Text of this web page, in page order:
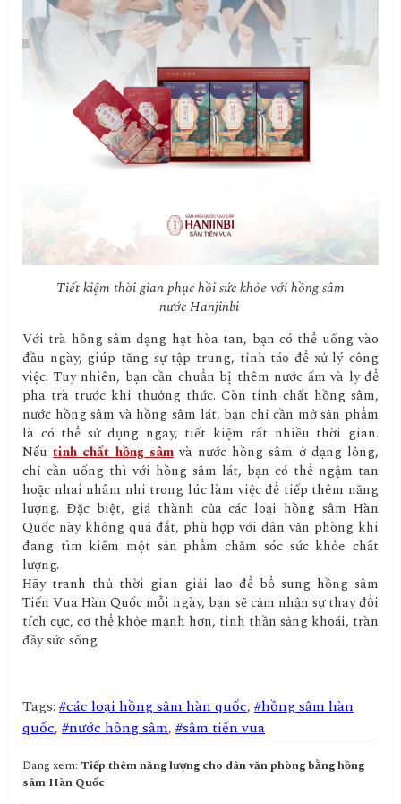
Tiết kiệm thời gian phục hồi sức khỏe với hồng sâm
nước Hanjinbi
Với trà hồng sâm dạng hạt hòa tan, bạn có thể uống vào
đầu ngày, giúp tăng sự tập trung, tỉnh táo để xử lý công
việc. Tuy nhiên, bạn cần chuẩn bị thêm nước ấm và ly để
pha trà trước khi thưởng thức. Còn tinh chất hồng sâm,
nước hồng sâm và hồng sâm lát, bạn chỉ cần mở sản phẩm
là có thể sử dụng ngay, tiết kiệm rất nhiều thời gian.
Nếutinh chất hồng sâmvà nước hồng sâm ở dạng lỏng,
chỉ cần uống thì với hồng sâm lát, bạn có thể ngậm tan
hoặc nhai nhâm nhi trong lúc làm việc để tiếp thêm năng
lượng. Đặc biệt, giá thành của các loại hồng sâm Hàn
Quốc này không quá đắt, phù hợp với dân văn phòng khi
đang tìm kiếm một sản phẩm chăm sóc sức khỏe chất
lượng.
Hãy tranh thủ thời gian giải lao để bổ sung hồng sâm
Tiến Vua Hàn Quốc mỗi ngày, bạn sẽ cảm nhận sự thay đổi
tích cực, cơ thể khỏe mạnh hơn, tinh thần sảng khoái, tràn
đầy sức sống.
Tags: #các loại hồng sâm hàn quốc, #hồng sâm hàn
quốc, #nước hồng sâm, #sâm tiến vua
Đang xem: Tiếp thêm năng lượng cho dân văn phòng bằng hồng
sâm Hàn Quốc